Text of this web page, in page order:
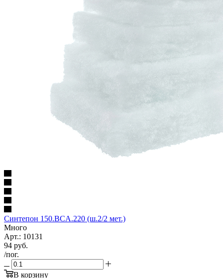
Синтепон 150.BCA.220 (ш.2/2 мет.)
Много
Арт.: 10131
94 руб.
/пог.
В корзину